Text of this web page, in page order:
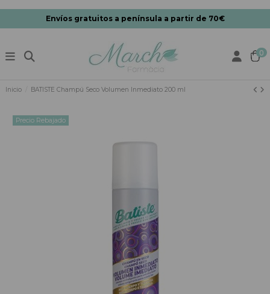
Envíos gratuitos a península a partir de 70€
0
Inicio BATISTE Champú Seco Volumen Inmediato 200 ml
Precio Rebajado